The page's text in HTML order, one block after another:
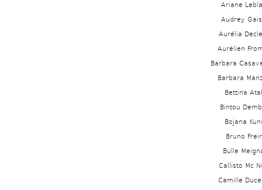
Ariane
Audrey
Aurélia
Aurélien
Barbara
Barbara
Bettina
Bintou
Bojana
Bruno
Bulle
Callisto Mc
Camille